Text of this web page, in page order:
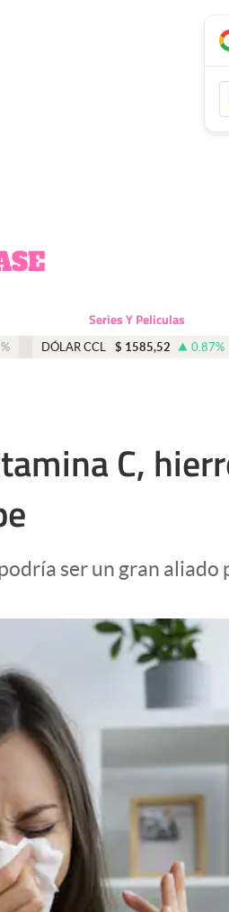
Series Y Peliculas
% DÓLAR CCL $ 1585,52 0.87%
C,
ser un gran